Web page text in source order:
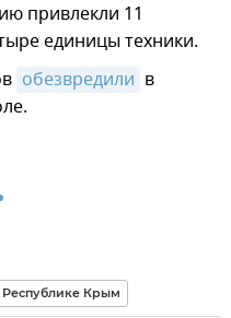
привлекли 11
единицы техники.
обезвредили в
Крым